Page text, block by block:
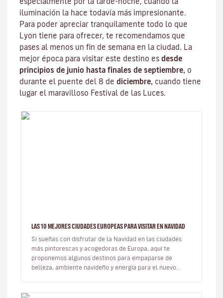
iluminación la hace todavía más impresionante.
Para poder apreciar tranquilamente todo lo que
Lyon tiene para ofrecer, te recomendamos que
pases al menos un fin de semana en la ciudad. La
mejor época para visitar este destino es desde
principios de junio hasta finales de septiembre, o
durante el puente del 8 de diciembre, cuando tiene
lugar el maravilloso Festival de las Luces.
LAS 10 MEJORES CIUDADES EUROPEAS PARA VISITAR EN NAVIDAD
Si sueñas con disfrutar de la Navidad en las ciudades
más pintorescas y acogedoras de Europa, aquí te
proponemos algunos destinos para empaparse de
belleza, ambiente navideño y energía para el nuevo